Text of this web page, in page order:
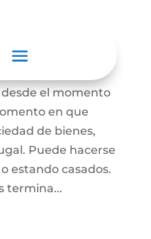
Liquidación de
que han
el momento
en que
de bienes,
Puede hacerse
estando casados.
termina...